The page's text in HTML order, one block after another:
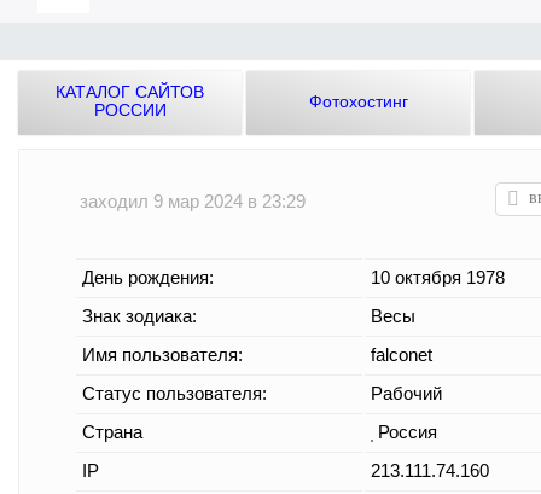
КАТАЛОГ САЙТОВ
РОССИИ
Фотохостинг
заходил 9 мар 2024 в 23:29
День рождения:
10 октября 1978
Знак зодиака:
Весы
Имя пользователя:
falconet
Статус пользователя:
Рабочий
Страна
Россия
IP
213.111.74.160